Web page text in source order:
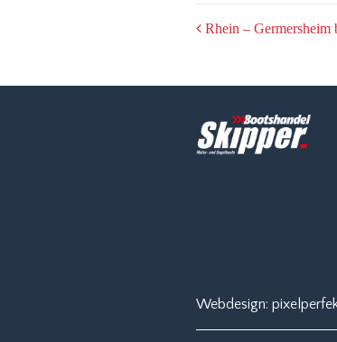
POST
Rhein – Germersheim
Webdesign: